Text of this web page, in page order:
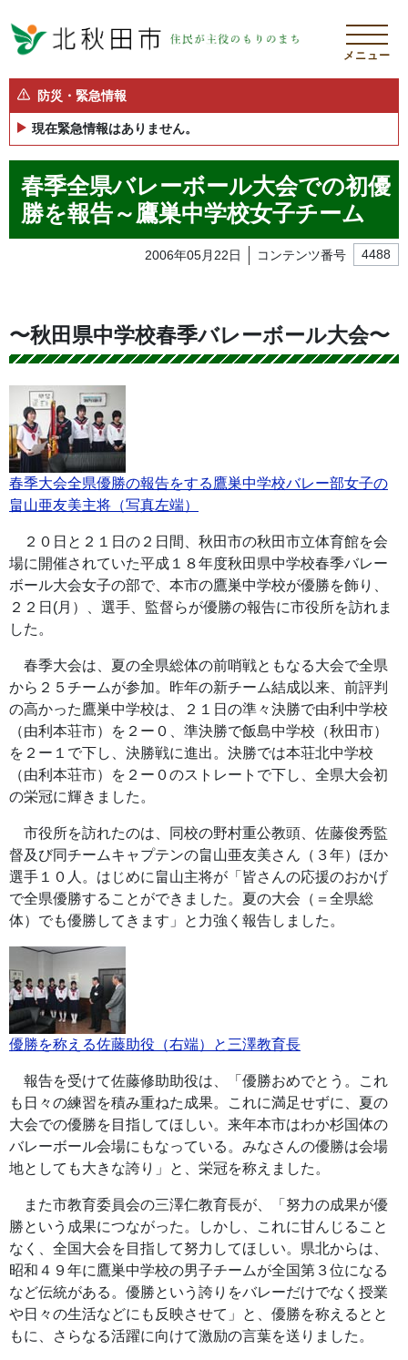
メニュー
防災・緊急情報
現在緊急情報はありません。
春季全県バレーボール大会での初優
勝を報告～鷹巣中学校女子チーム
2006年05月22日 コンテンツ番号 4488
〜秋田県中学校春季バレーボール大会〜
春季大会全県優勝の報告をする鷹巣中学校バレー部女子の
畠山亜友美主将（写真左端）
２０日と２１日の２日間、秋田市の秋田市立体育館を会
場に開催されていた平成１８年度秋田県中学校春季バレー
ボール大会女子の部で、本市の鷹巣中学校が優勝を飾り、
２２日(月）、選手、監督らが優勝の報告に市役所を訪れま
した。
春季大会は、夏の全県総体の前哨戦ともなる大会で全県
から２５チームが参加。昨年の新チーム結成以来、前評判
の高かった鷹巣中学校は、２１日の準々決勝で由利中学校
（由利本荘市）を２ー０、準決勝で飯島中学校（秋田市）
を２ー１で下し、決勝戦に進出。決勝では本荘北中学校
（由利本荘市）を２ー０のストレートで下し、全県大会初
の栄冠に輝きました。
市役所を訪れたのは、同校の野村重公教頭、佐藤俊秀監
督及び同チームキャプテンの畠山亜友美さん（３年）ほか
選手１０人。はじめに畠山主将が「皆さんの応援のおかげ
で全県優勝することができました。夏の大会（＝全県総
体）でも優勝してきます」と力強く報告しました。
優勝を称える佐藤助役（右端）と三澤教育長
報告を受けて佐藤修助助役は、「優勝おめでとう。これ
も日々の練習を積み重ねた成果。これに満足せずに、夏の
大会での優勝を目指してほしい。来年本市はわか杉国体の
バレーボール会場にもなっている。みなさんの優勝は会場
地としても大きな誇り」と、栄冠を称えました。
また市教育委員会の三澤仁教育長が、「努力の成果が優
勝という成果につながった。しかし、これに甘んじること
なく、全国大会を目指して努力してほしい。県北からは、
昭和４９年に鷹巣中学校の男子チームが全国第３位になる
など伝統がある。優勝という誇りをバレーだけでなく授業
や日々の生活などにも反映させて」と、優勝を称えるとと
もに、さらなる活躍に向けて激励の言葉を送りました。